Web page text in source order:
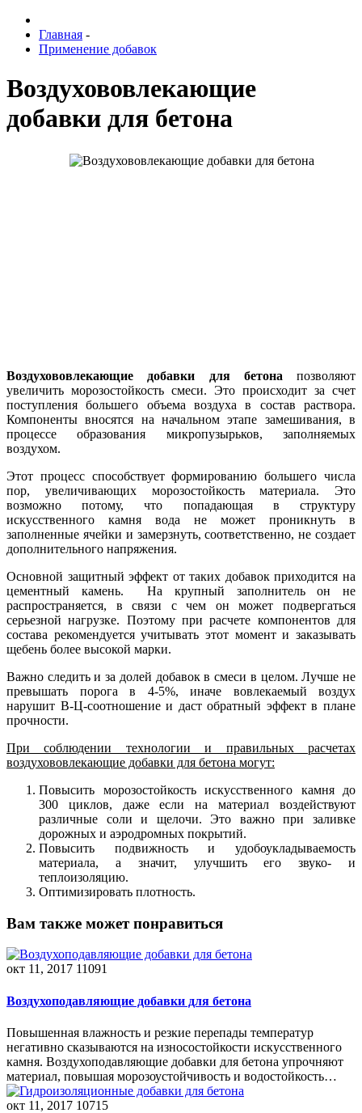
Главная -
Применение добавок
Воздухововлекающие
добавки для бетона
Воздухововлекающие добавки для бетона позволяют
увеличить морозостойкость смеси. Это происходит за счет
поступления большего объема воздуха в состав раствора.
Компоненты вносятся на начальном этапе замешивания, в
процессе образования микропузырьков, заполняемых
воздухом.
Этот процесс способствует формированию большего числа
пор, увеличивающих морозостойкость материала. Это
возможно потому, что попадающая в структуру
искусственного камня вода не может проникнуть в
заполненные ячейки и замерзнуть, соответственно, не создает
дополнительного напряжения.
Основной защитный эффект от таких добавок приходится на
цементный камень. На крупный заполнитель он не
распространяется, в связи с чем он может подвергаться
серьезной нагрузке. Поэтому при расчете компонентов для
состава рекомендуется учитывать этот момент и заказывать
щебень более высокой марки.
Важно следить и за долей добавок в смеси в целом. Лучше не
превышать порога в 4-5%, иначе вовлекаемый воздух
нарушит В-Ц-соотношение и даст обратный эффект в плане
прочности.
При соблюдении технологии и правильных расчетах
воздухововлекающие добавки для бетона могут:
Повысить морозостойкость искусственного камня до
300 циклов, даже если на материал воздействуют
различные соли и щелочи. Это важно при заливке
дорожных и аэродромных покрытий.
Повысить подвижность и удобоукладываемость
материала, а значит, улучшить его звуко- и
теплоизоляцию.
Оптимизировать плотность.
Вам также может понравиться
окт 11, 2017 11091
Воздухоподавляющие добавки для бетона
Повышенная влажность и резкие перепады температур
негативно сказываются на износостойкости искусственного
камня. Воздухоподавляющие добавки для бетона упрочняют
материал, повышая морозоустойчивость и водостойкость…
окт 11, 2017 10715